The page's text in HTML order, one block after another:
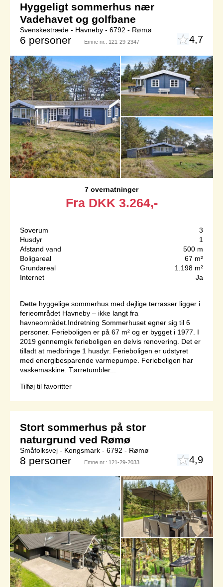
Hyggeligt sommerhus nær
Vadehavet og golfbane
Svenskestræde - Havneby - 6792 - Rømø
6 personer Emne nr.: 121-29-2347 4,7
7 overnatninger
Fra DKK 3.264,-
Soverum
3
Husdyr
1
Afstand vand
500 m
Boligareal
67 m²
Grundareal
1.198 m²
Internet
Ja
Dette hyggelige sommerhus med dejlige terrasser ligger i
ferieområdet Havneby – ikke langt fra
havneområdet.Indretning Sommerhuset egner sig til 6
personer. Ferieboligen er på 67 m² og er bygget i 1977. I
2019 gennemgik ferieboligen en delvis renovering. Det er
tilladt at medbringe 1 husdyr. Ferieboligen er udstyret
med energibesparende varmepumpe. Ferieboligen har
vaskemaskine. Tørretumbler...
Tilføj til favoritter
Stort sommerhus på stor
naturgrund ved Rømø
Småfolksvej - Kongsmark - 6792 - Rømø
8 personer Emne nr.: 121-29-2033 4,9